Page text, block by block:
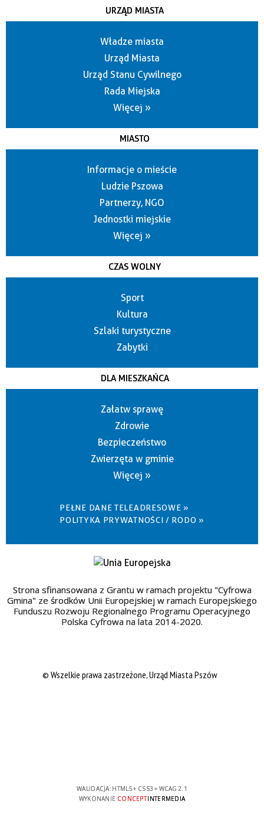
URZĄD MIASTA
Władze miasta
Urząd Miasta
Urząd Stanu Cywilnego
Rada Miejska
Więcej »
MIASTO
Informacje o mieście
Ludzie Pszowa
Partnerzy, NGO
Jednostki miejskie
Więcej »
CZAS WOLNY
Sport
Kultura
Szlaki turystyczne
Zabytki
DLA MIESZKAŃCA
Załatw sprawę
Zdrowie
Bezpieczeństwo
Zwierzęta w gminie
Więcej »
PEŁNE DANE TELEADRESOWE »
POLITYKA PRYWATNOŚCI / RODO »
Strona sfinansowana z Grantu w ramach projektu "Cyfrowa
Gmina" ze środków Unii Europejskiej w ramach Europejskiego
Funduszu Rozwoju Regionalnego Programu Operacyjnego
Polska Cyfrowa na lata 2014-2020.
© Wszelkie prawa zastrzeżone, Urząd Miasta Pszów
WALIDACJA: HTML5+ CSS3 + WCAG 2.1
WYKONANIE CONCEPTINTERMEDIA